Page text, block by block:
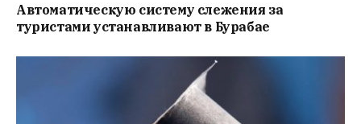
Автоматическую систему слежения за
туристами устанавливают в Бурабае